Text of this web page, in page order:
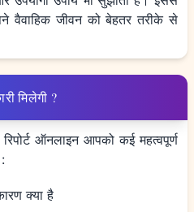
वैवाहिक जीवन को बेहतर तरीके से
मिलेगी ?
ऑनलाइन आपको कई महत्वपूर्ण
क्या है